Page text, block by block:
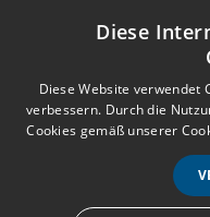
Wir lassen nur die Hand
Diese
Diese Website verwendet
verbessern. Durch die
Cookies gemäß unserer